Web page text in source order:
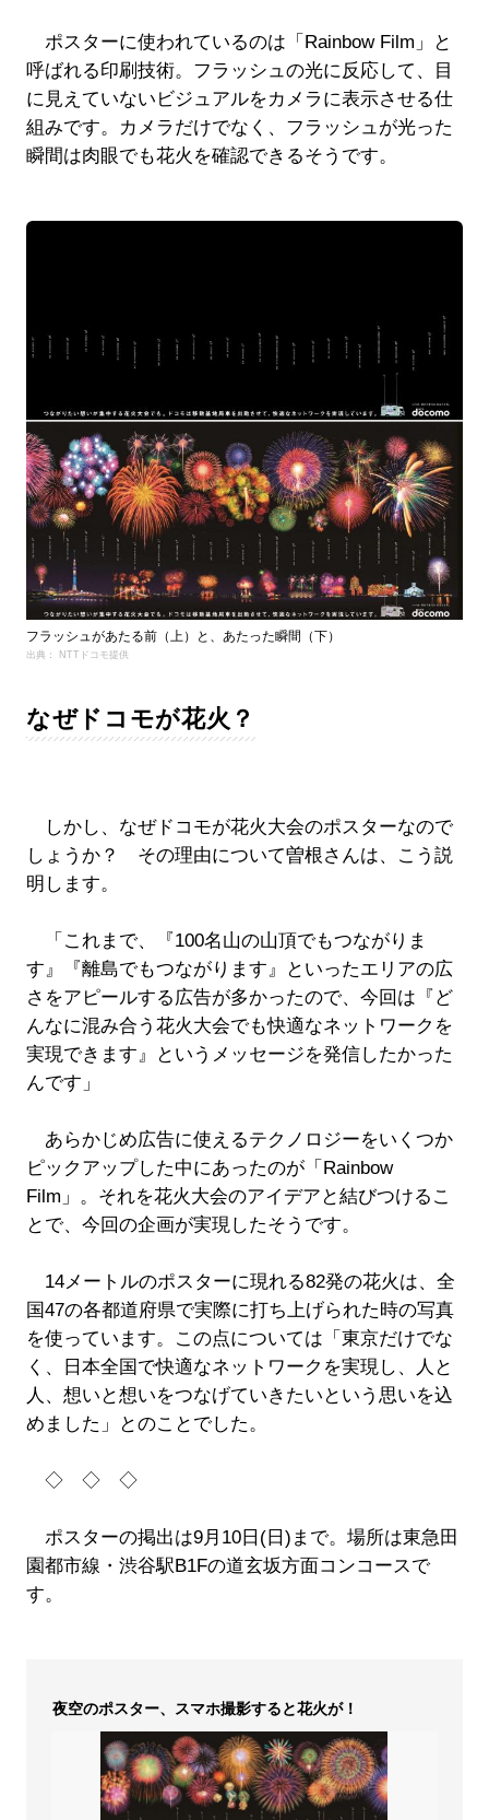
ポスターに使われているのは「Rainbow Film」と
呼ばれる印刷技術。フラッシュの光に反応して、目
に見えていないビジュアルをカメラに表示させる仕
組みです。カメラだけでなく、フラッシュが光った
瞬間は肉眼でも花火を確認できるそうです。
フラッシュがあたる前（上）と、あたった瞬間（下）
出典： NTTドコモ提供
なぜドコモが花火？
しかし、なぜドコモが花火大会のポスターなので
しょうか？ その理由について曽根さんは、こう説
明します。
「これまで、『100名山の山頂でもつながりま
す』『離島でもつながります』といったエリアの広
さをアピールする広告が多かったので、今回は『ど
んなに混み合う花火大会でも快適なネットワークを
実現できます』というメッセージを発信したかった
んです」
あらかじめ広告に使えるテクノロジーをいくつか
ピックアップした中にあったのが「Rainbow
Film」。それを花火大会のアイデアと結びつけるこ
とで、今回の企画が実現したそうです。
14メートルのポスターに現れる82発の花火は、全
国47の各都道府県で実際に打ち上げられた時の写真
を使っています。この点については「東京だけでな
く、日本全国で快適なネットワークを実現し、人と
人、想いと想いをつなげていきたいという思いを込
めました」とのことでした。
◇ ◇ ◇
ポスターの掲出は9月10日(日)まで。場所は東急田
園都市線・渋谷駅B1Fの道玄坂方面コンコースで
す。
夜空のポスター、スマホ撮影すると花火が！